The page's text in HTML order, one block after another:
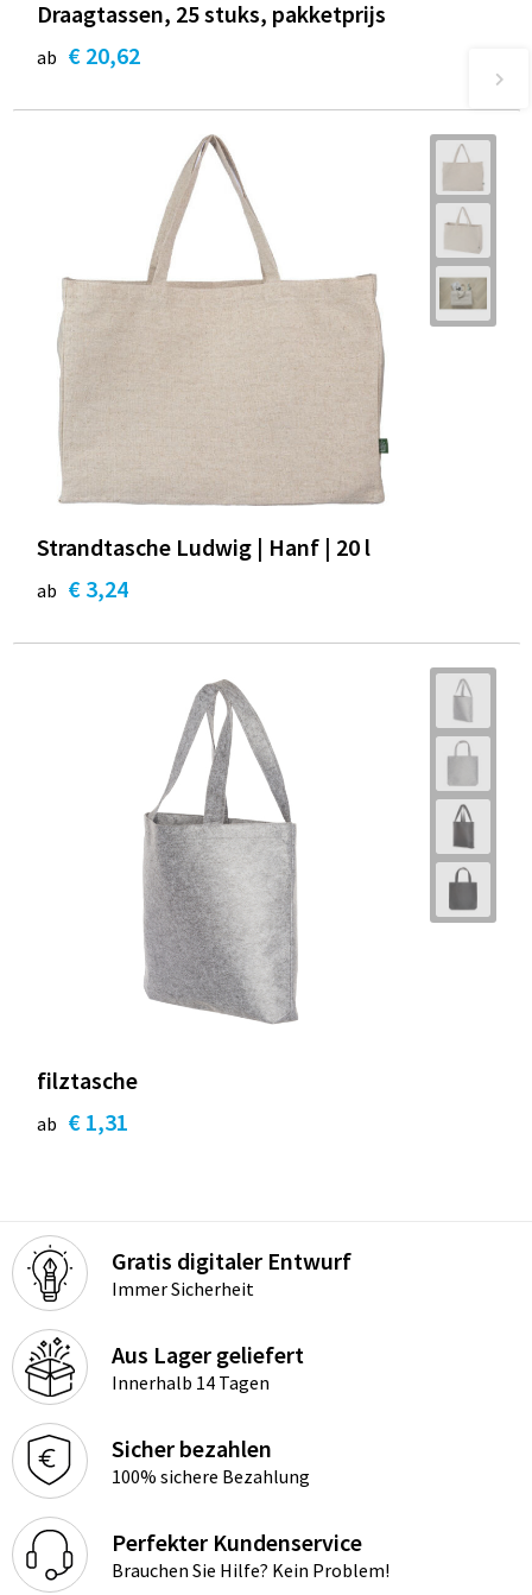
Draagtassen, 25 stuks, pakketprijs
ab € 20,62
Strandtasche Ludwig | Hanf | 20 l
ab € 3,24
filztasche
ab € 1,31
Gratis digitaler Entwurf
Immer Sicherheit
Aus Lager geliefert
Innerhalb 14 Tagen
Sicher bezahlen
100% sichere Bezahlung
Perfekter Kundenservice
Brauchen Sie Hilfe? Kein Problem!